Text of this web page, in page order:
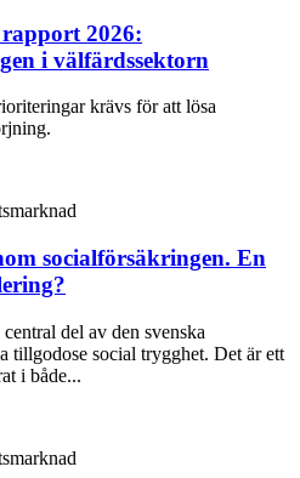
2026:
i välfärdssektorn
krävs för att lösa
socialförsäkringen. En
del av den svenska
tillgodose social trygghet. Det är ett
i både...